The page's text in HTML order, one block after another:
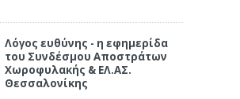
Λόγος ευθύνης - η εφημερίδα
του Συνδέσμου Αποστράτων
Χωροφυλακής & ΕΛ.ΑΣ.
Θεσσαλονίκης